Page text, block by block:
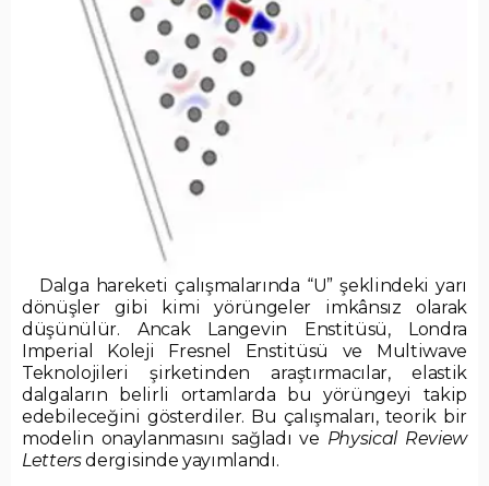
Dalga hareketi çalışmalarında “U” şeklindeki yarı
dönüşler gibi kimi yörüngeler imkânsız olarak
düşünülür. Ancak Langevin Enstitüsü, Londra
Imperial Koleji Fresnel Enstitüsü ve Multiwave
Teknolojileri şirketinden araştırmacılar, elastik
dalgaların belirli ortamlarda bu yörüngeyi takip
edebileceğini gösterdiler. Bu çalışmaları, teorik bir
modelin onaylanmasını sağladı ve Physical Review
Lettersdergisinde yayımlandı.